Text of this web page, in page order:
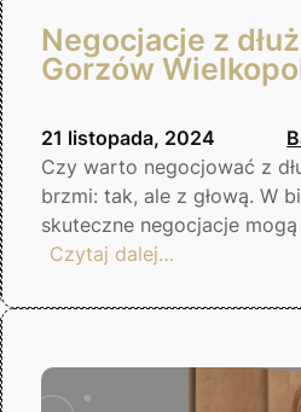
Negocjacje z
Gorzów
21 listopada, 2024
Czy warto negocjować z
brzmi: tak, ale z głową. W
skuteczne negocjacje
Czytaj dalej…
z
–